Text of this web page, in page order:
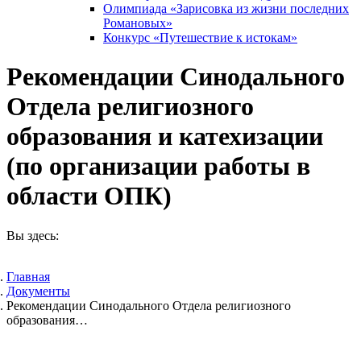
Олимпиада «Зарисовка из жизни последних
Романовых»
Конкурс «Путешествие к истокам»
Рекомендации Синодального
Отдела религиозного
образования и катехизации
(по организации работы в
области ОПК)
Вы здесь:
Главная
Документы
Рекомендации Синодального Отдела религиозного
образования…